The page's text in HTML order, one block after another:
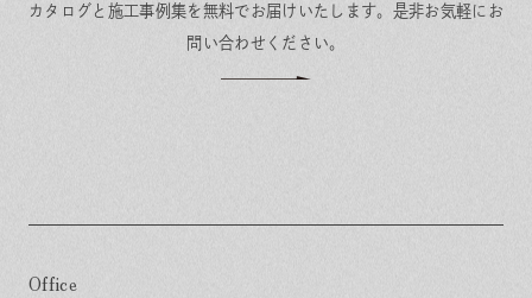
カタログと施工事例集を無料でお届けいたします。 是非お気軽にお
問い合わせください。
Office